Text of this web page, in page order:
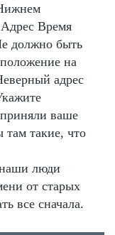
Время
должно быть
на
адрес
ваше
такие, что
наши люди
от старых
все сначала.